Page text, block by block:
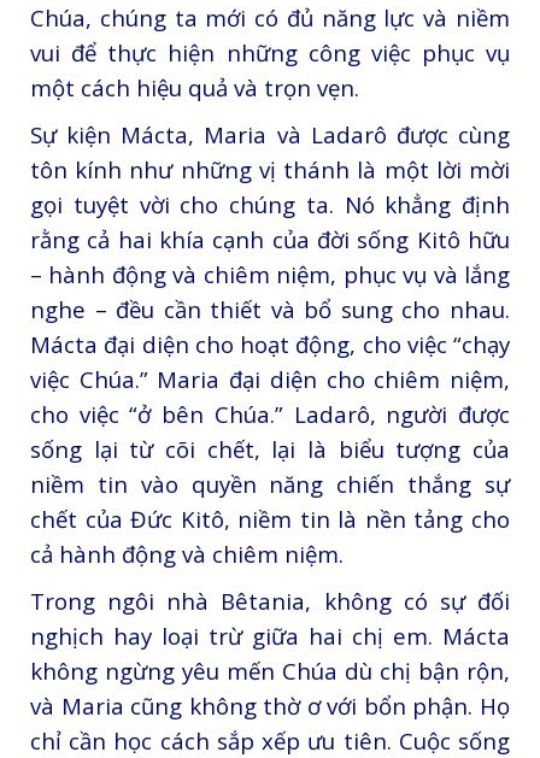
Chúa, chúng ta mới có đủ năng lực và niềm
vui để thực hiện những công việc phục vụ
một cách hiệu quả và trọn vẹn.
Sự kiện Mácta, Maria và Ladarô được cùng
tôn kính như những vị thánh là một lời mời
gọi tuyệt vời cho chúng ta. Nó khẳng định
rằng cả hai khía cạnh của đời sống Kitô hữu
– hành động và chiêm niệm, phục vụ và lắng
nghe – đều cần thiết và bổ sung cho nhau.
Mácta đại diện cho hoạt động, cho việc “chạy
việc Chúa.” Maria đại diện cho chiêm niệm,
cho việc “ở bên Chúa.” Ladarô, người được
sống lại từ cõi chết, lại là biểu tượng của
niềm tin vào quyền năng chiến thắng sự
chết của Đức Kitô, niềm tin là nền tảng cho
cả hành động và chiêm niệm.
Trong ngôi nhà Bêtania, không có sự đối
nghịch hay loại trừ giữa hai chị em. Mácta
không ngừng yêu mến Chúa dù chị bận rộn,
và Maria cũng không thờ ơ với bổn phận. Họ
chỉ cần học cách sắp xếp ưu tiên. Cuộc sống